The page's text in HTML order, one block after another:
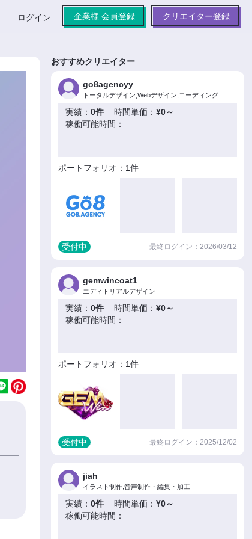
ログイン 企業様 会員登録 クリエイター登録
おすすめクリエイター
go8agencyy
トータルデザイン,Webデザイン,コーディング
実績： 0件 時間単価： ¥0～
稼働可能時間：
ポートフォリオ：1件
受付中 最終ログイン：2026/03/12
gemwincoat1
エディトリアルデザイン
実績： 0件 時間単価： ¥0～
稼働可能時間：
ポートフォリオ：1件
受付中 最終ログイン：2025/12/02
jiah
イラスト制作,音声制作・編集・加工
実績： 0件 時間単価： ¥0～
稼働可能時間：